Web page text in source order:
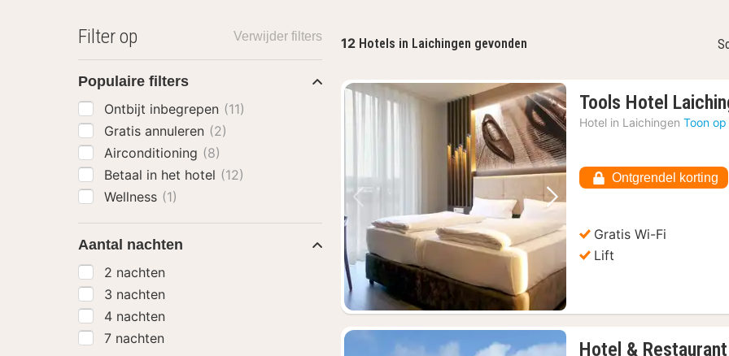
12 Hotels in Laichingen gevonden
Vorige foto Volgende foto
Tools Hotel
Hotel in Laichingen Toon
Ontgrendel korting
Gratis Wi-Fi
Lift
Hotel &
Filter op Verwijder filters
Populaire filters
Ontbijt inbegrepen (11)
Gratis annuleren (2)
Airconditioning (8)
Betaal in het hotel (12)
Wellness (1)
Aantal nachten
2 nachten
3 nachten
4 nachten
7 nachten